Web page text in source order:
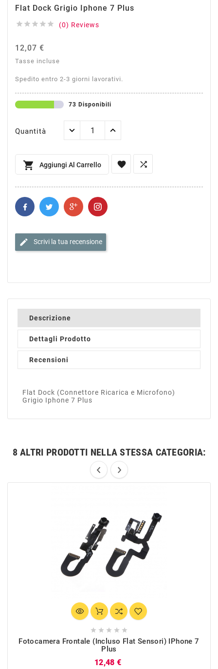
Flat Dock Grigio Iphone 7 Plus
     (0) Reviews
12,07 €
Tasse incluse
Spedito entro 2-3 giorni lavorativi.
73 Disponibili
Quantità
 Aggiungi Al Carrello  
edit Scrivi la tua recensione
Descrizione
Dettagli Prodotto
Recensioni
Flat Dock (Connettore Ricarica e Microfono)
Grigio Iphone 7 Plus
8 ALTRI PRODOTTI NELLA STESSA CATEGORIA:
    
Fotocamera Frontale (incluso Flat Sensori) IPhone 7
Plus
12,48 €